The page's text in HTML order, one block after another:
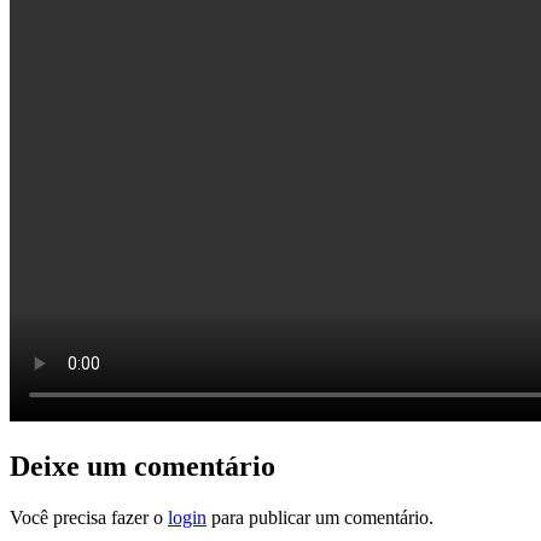
Deixe um comentário
Você precisa fazer o login para publicar um comentário.